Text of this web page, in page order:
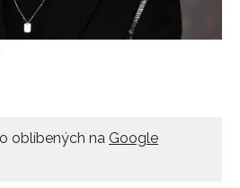
oblíbených na Google